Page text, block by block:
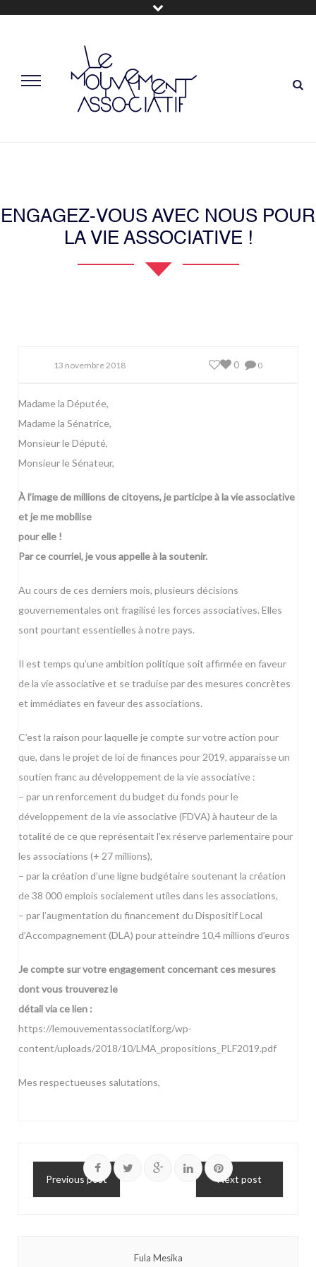
ENGAGEZ-VOUS AVEC NOUS POUR
LA VIE ASSOCIATIVE !
13 novembre 2018 0
0
Madame la Députée,
Madame la Sénatrice,
Monsieur le Député,
Monsieur le Sénateur,
À l’image de millions de citoyens, je participe à la vie associative
et je me mobilise
pour elle !
Par ce courriel, je vous appelle à la soutenir.
Au cours de ces derniers mois, plusieurs décisions
gouvernementales ont fragilisé les forces associatives. Elles
sont pourtant essentielles à notre pays.
Il est temps qu’une ambition politique soit affirmée en faveur
de la vie associative et se traduise par des mesures concrètes
et immédiates en faveur des associations.
C’est la raison pour laquelle je compte sur votre action pour
que, dans le projet de loi de finances pour 2019, apparaisse un
soutien franc au développement de la vie associative :
– par un renforcement du budget du fonds pour le
développement de la vie associative (FDVA) à hauteur de la
totalité de ce que représentait l’ex réserve parlementaire pour
les associations (+ 27 millions),
– par la création d’une ligne budgétaire soutenant la création
de 38 000 emplois socialement utiles dans les associations,
– par l’augmentation du financement du Dispositif Local
d’Accompagnement (DLA) pour atteindre 10,4 millions d’euros
Je compte sur votre engagement concernant ces mesures
dont vous trouverez le
détail via ce lien :
https://lemouvementassociatif.org/wp-
content/uploads/2018/10/LMA_propositions_PLF2019.pdf
Mes respectueuses salutations,
Previous post Next post
Fula Mesika